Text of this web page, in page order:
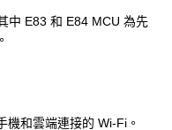
中 E83 和 E84 MCU 為先
和雲端連接的 Wi-Fi。